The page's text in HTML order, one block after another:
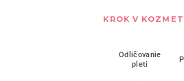
KROK V
Odličovanie
pleti